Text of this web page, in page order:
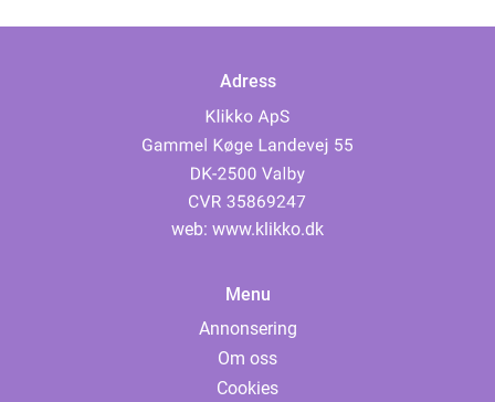
Adress
web: www.klikko.dk
Menu
Annonsering
Om oss
Cookies